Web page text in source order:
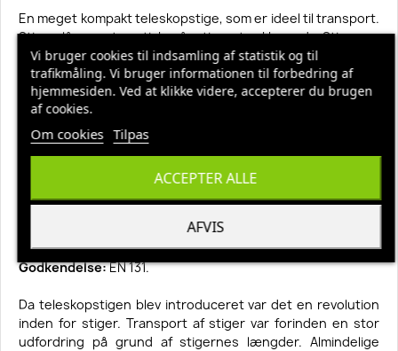
En meget kompakt teleskopstige, som er ideel til transport.
Stigen låser automatisk, når stigen trækkes ud - Stigen er
anti-smudsbehandlet har eloxerede vanger og er
skridsikker.
Tekniske data:
Max. stigelængde: 3,80 mtr.
Antal trin: 13
Transportmål: 102 x 50 x 8,5 cm.
Udvendig stigebredde: 44,5 - 50 cm.
Max. belastning: 150 kg.
Godkendelse:EN 131.
Da teleskopstigen blev introduceret var det en revolution
inden for stiger. Transport af stiger var forinden en stor
udfordring på grund af stigernes længder. Almindelige
Vi bruger cookies til indsamling af statistik og til
trafikmåling. Vi bruger informationen til forbedring af
hjemmesiden. Ved at klikke videre, accepterer du brugen
af cookies.
Om cookies Tilpas
AFVIS
ACCEPTER ALLE